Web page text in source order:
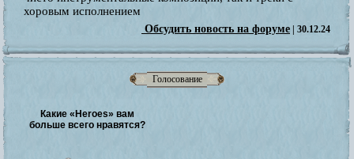
Голосование
Какие «Heroes» вам
больше всего нравятся?
хоровым исполнением
Обсудить новость на форуме | 30.12.24